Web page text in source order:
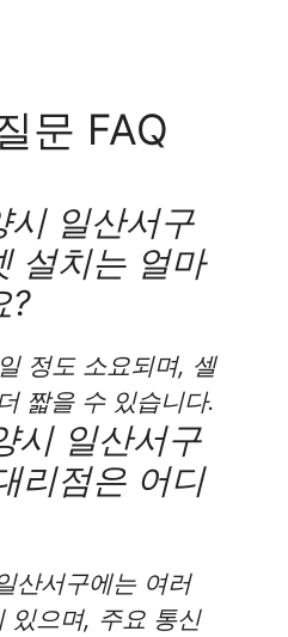
문 FAQ
시 일산서구
설치는 얼마
?
정도 소요되며, 셀
짧을 수 있습니다.
시 일산서구
리점은 어디
산서구에는 여러
있으며, 주요 통신